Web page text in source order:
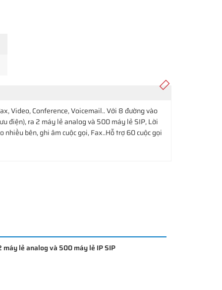
Video, Conference, Voicemail.. Với 8 đường vào
điện), ra 2 máy lẻ analog và 500 máy lẻ SIP, Lời
nhiều bên, ghi âm cuộc gọi, Fax..Hỗ trợ 60 cuộc gọi
lẻ analog và 500 máy lẻ IP SIP